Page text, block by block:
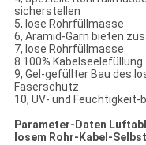
sicherstellen
5, lose Rohrfüllmasse
6, Aramid-Garn bieten
7, lose Rohrfüllmasse
8.100% Kabelseelefüllung
9, Gel-gefüllter Bau des
Faserschutz.
10, UV- und
Parameter-Daten
losem Rohr-Kabel-